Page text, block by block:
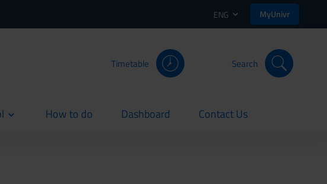
ENG MyUnivr
Timetable Search
How to do
current Dashboard
current Contact Us
current